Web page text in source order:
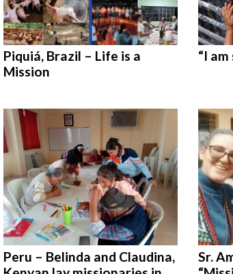
Piquiá, Brazil – Life is a
Mission
“I
Peru – Belinda and Claudina,
Sr.